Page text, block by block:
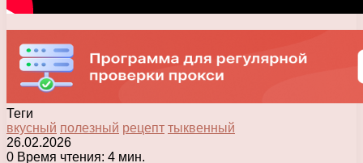
Теги
вкусный полезный рецепт тыквенный
26.02.2026
0 Время чтения: 4 мин.